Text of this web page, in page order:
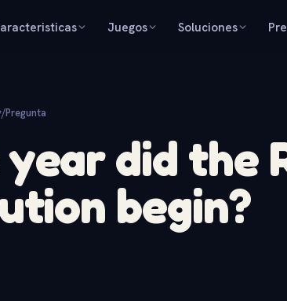
Juegos Soluciones
/Pregunta
did the
begin?